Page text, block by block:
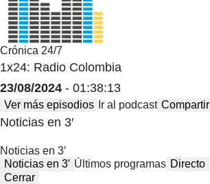
Crónica 24/7
1x24: Radio Colombia
23/08/2024 - 01:38:13
Ver más episodios Ir al podcast Compartir
Noticias en 3′
Noticias en 3′
Noticias en 3′ Últimos programas Directo
Cerrar